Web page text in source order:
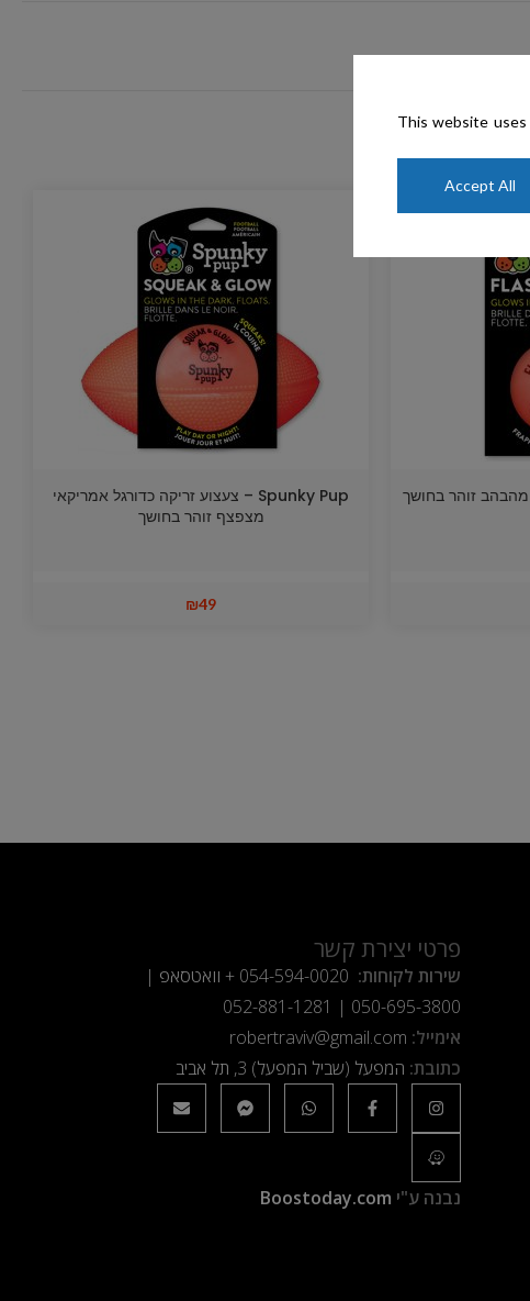
Spunky Pup – צעצוע זריקה כדורגל אמריקאי
מצפצף זוהר בחושך
₪49
פרטי יצירת קשר
שירות לקוחות: 054-594-0020 + וואטסאפ |
050-695-3800
|
052-881-1281
אימייל: robertraviv@gmail.com
כתובת: המפעל (שביל המפעל) 3, תל אביב
נבנה ע"י Boostoday.com
This website
Accept All